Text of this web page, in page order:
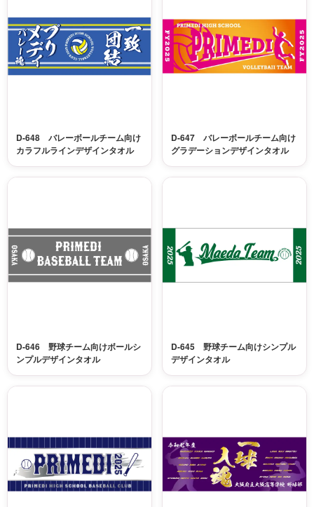
D-648 バレーボールチーム向け
カラフルラインデザインタオル
D-647 バレーボールチーム向け
グラデーションデザインタオル
D-646 野球チーム向けボールシ
ンプルデザインタオル
D-645 野球チーム向けシンプル
デザインタオル